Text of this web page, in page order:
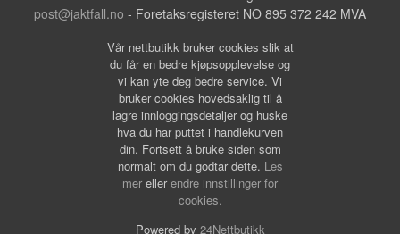
post@jaktfall.no - Foretaksregisteret NO 895 372 242 MVA
Vår nettbutikk bruker cookies slik at
du får en bedre kjøpsopplevelse og
vi kan yte deg bedre service. Vi
bruker cookies hovedsaklig til å
lagre innloggingsdetaljer og huske
hva du har puttet i handlekurven
din. Fortsett å bruke siden som
normalt om du godtar dette. Les
mer ellerendre innstillinger for
cookies.
Powered by 24Nettbutikk